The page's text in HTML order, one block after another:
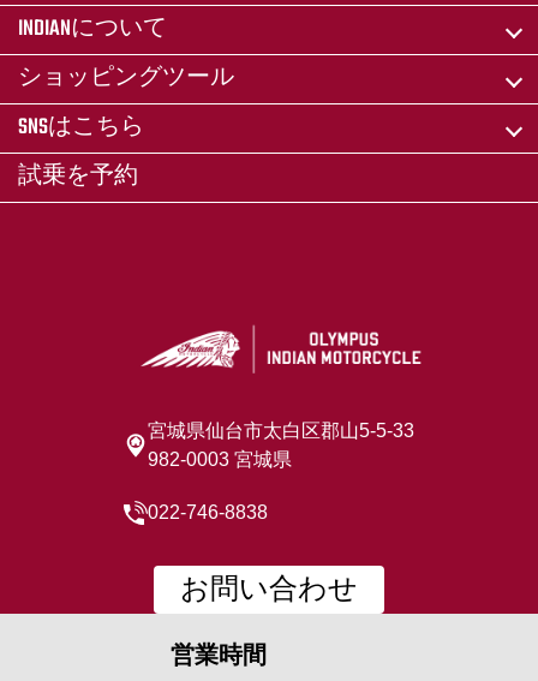
INDIANについて
ショッピングツール
SNSはこちら
試乗を予約
宮城県仙台市太白区郡山5-5-33
982-0003 宮城県
022-746-8838
お問い合わせ
営業時間